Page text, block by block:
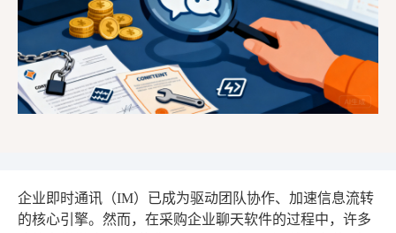
企业即时通讯（IM）已成为驱动团队协作、加速信息流转
的核心引擎。然而，在采购企业聊天软件的过程中，许多